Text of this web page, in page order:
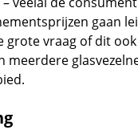
gaan
grote vraag of dit
meerdere